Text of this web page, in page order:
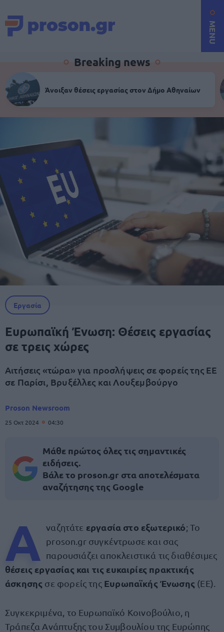
MENU
Breaking news
Άνοιξαν θέσεις εργασίας στον Δήμο Αθηναίων
Εργασία
Ευρωπαϊκή Ένωση: Θέσεις εργασίας
σε τρεις χώρες
Αιτήσεις «τώρα» για προσλήψεις σε φορείς της ΕΕ
σε Παρίσι, Βρυξέλλες και Λουξεμβούργο
Proson Newsroom
25 Οκτ 2024 04:30
Μάθε πρώτος όλες τις σημαντικές
ειδήσεις.
Βάλε το proson.gr στα αποτελέσματα
αναζήτησης της Google
Α ναζητάτε εργασία στο εξωτερικό; Το
proson.gr συγκέντρωσε και σας
παρουσιάζει αποκλειστικά τις διαθέσιμες
θέσεις εργασίας και τις ευκαιρίες πρακτικής
άσκησης σε φορείς της Ευρωπαϊκής Ένωσης (ΕΕ).
Συγκεκριμένα, το Ευρωπαϊκό Κοινοβούλιο, η
Τράπεζα Ανάπτυξης του Συμβουλίου της Ευρώπης